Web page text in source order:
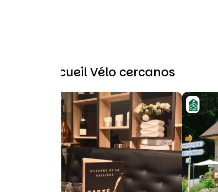
Otros Accueil Vélo cercanos